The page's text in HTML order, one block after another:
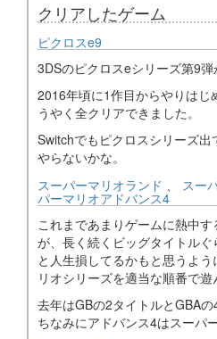
クリアしたゲーム
ピクロスe9
3DSのピクロスeシリーズ第9弾
2016年頃に1作目からやりはじ
うやく全クリアできました。
Switchでもピクロスシリーズ
やらないかな。
スーパーマリオランド 、 スー
パーマリオアドバンス4
これまであまりゲームに熱中
が、長く続くビッグタイトル
と人生損してるかもと思うよ
リオシリーズを適当な順番で遊
去年はGBの2タイトルとGBAの
ちなみにアドバンス4はスーパ